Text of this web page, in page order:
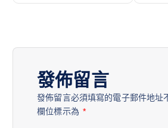
發佈留言
發佈留言必須填寫的電子郵件地址
欄位標示為 *